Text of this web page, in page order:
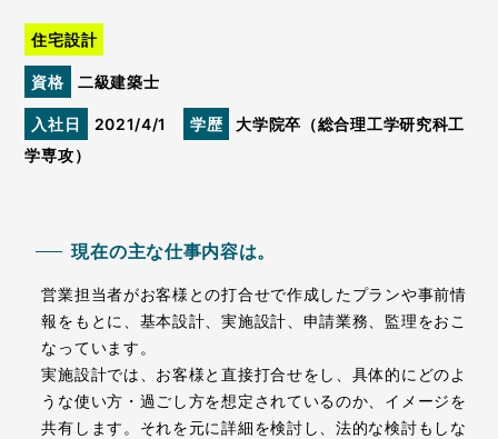
住宅設計
資格 二級建築士
入社日 2021/4/1 学歴
大学院卒（総合理工学研究科工
学専攻）
現在の主な仕事内容は。
営業担当者がお客様との打合せで作成したプランや事前情
報をもとに、基本設計、実施設計、申請業務、監理をおこ
なっています。
実施設計では、お客様と直接打合せをし、具体的にどのよ
うな使い方・過ごし方を想定されているのか、イメージを
共有します。それを元に詳細を検討し、法的な検討もしな